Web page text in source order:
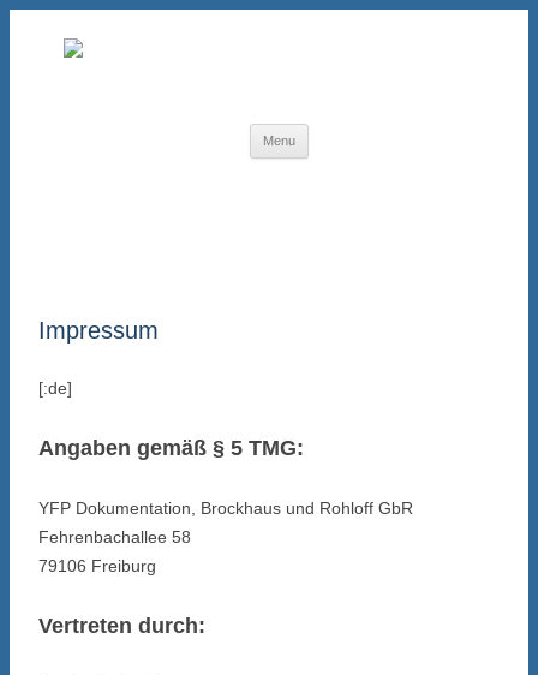
Menu
Impressum
[:de]
Angaben gemäß § 5 TMG:
YFP Dokumentation, Brockhaus und Rohloff GbR
Fehrenbachallee 58
79106 Freiburg
Vertreten durch: